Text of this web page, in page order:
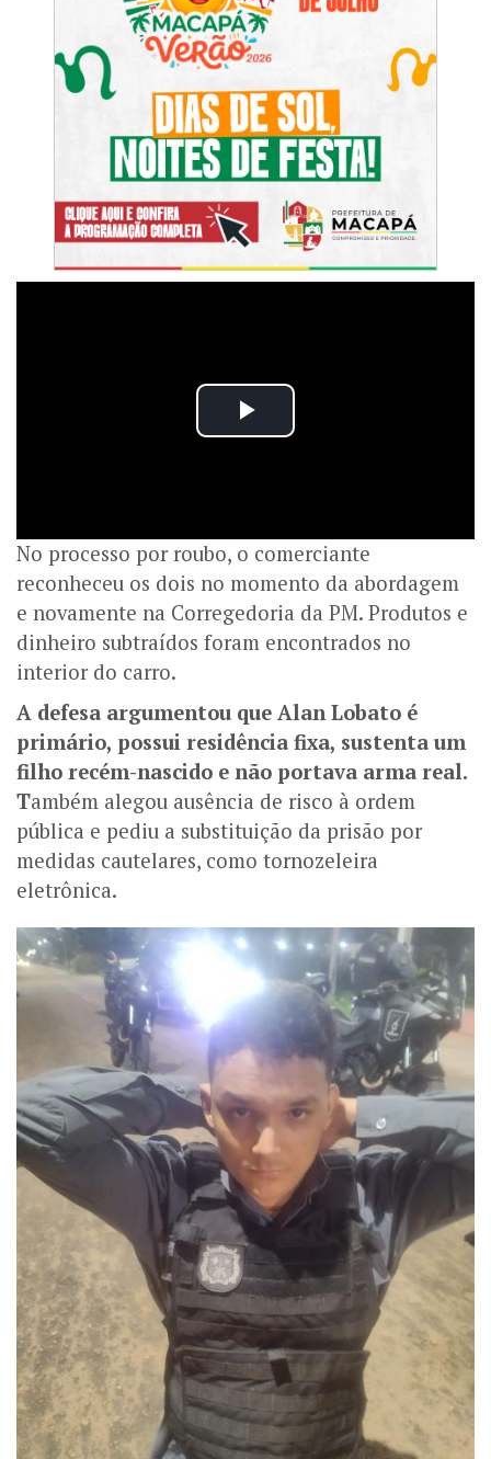
No processo por roubo, o comerciante
reconheceu os dois no momento da abordagem
e novamente na Corregedoria da PM. Produtos e
dinheiro subtraídos foram encontrados no
interior do carro.
A defesa argumentou que Alan Lobato é
primário, possui residência fixa, sustenta um
filho recém-nascido e não portava arma real.
Também alegou ausência de risco à ordem
pública e pediu a substituição da prisão por
medidas cautelares, como tornozeleira
eletrônica.